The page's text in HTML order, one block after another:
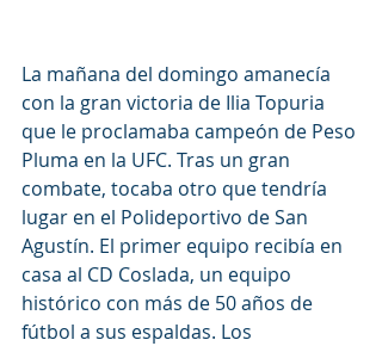
La mañana del domingo amanecía
con la gran victoria de Ilia Topuria
que le proclamaba campeón de Peso
Pluma en la UFC. Tras un gran
combate, tocaba otro que tendría
lugar en el Polideportivo de San
Agustín. El primer equipo recibía en
casa al CD Coslada, un equipo
histórico con más de 50 años de
fútbol a sus espaldas. Los